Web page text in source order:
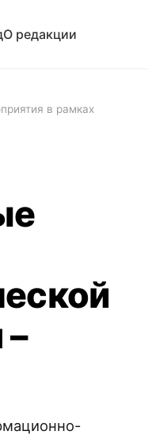
О редакции
в рамках